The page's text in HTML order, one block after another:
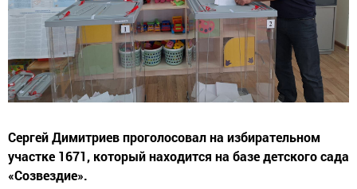
Сергей Димитриев проголосовал на избирательном
участке 1671, который находится на базе детского сада
«Созвездие».